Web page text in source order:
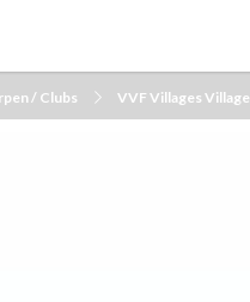
/ Clubs VVF Villages